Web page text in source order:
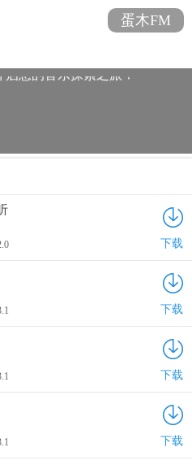
接已为您准备好，快来体验流
，以及无广告的纯净收听环
您的音乐探索之旅！
蛋木FM
下载
下载
下载
下载